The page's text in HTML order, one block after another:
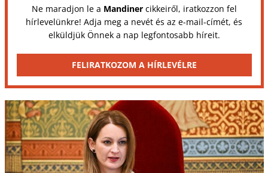
Ne maradjon le a Mandinercikkeiről, iratkozzon fel
hírlevelünkre! Adja meg a nevét és az e-mail-címét, és
elküldjük Önnek a nap legfontosabb híreit.
FELIRATKOZOM A HÍRLEVÉLRE